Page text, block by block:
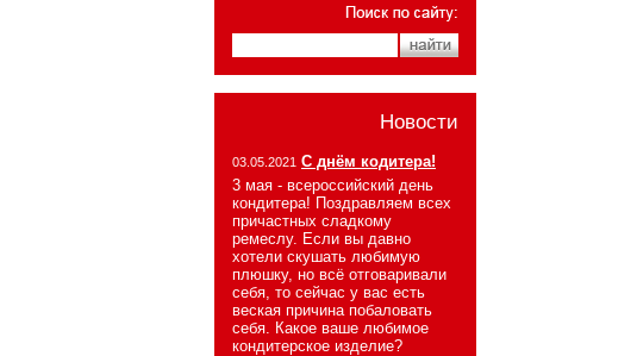
Новости
03.05.2021 С днём кодитера!
3 мая - всероссийский день
кондитера! Поздравляем всех
причастных сладкому
ремеслу. Если вы давно
хотели скушать любимую
плюшку, но всё отговаривали
себя, то сейчас у вас есть
веская причина побаловать
себя. Какое ваше любимое
кондитерское изделие?